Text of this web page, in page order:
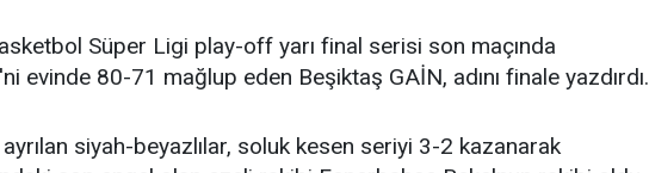
Süper Ligi play-off yarı final serisi son maçında
evinde 80-71 mağlup eden Beşiktaş GAİN, adını finale yazdırdı.
siyah-beyazlılar, soluk kesen seriyi 3-2 kazanarak